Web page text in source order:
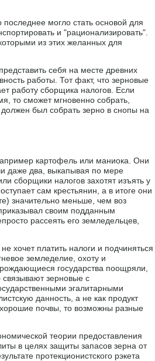
могло стать основой для
и "рационализировать".
из этих желанных для
себя на месте древних
работы. Тот факт, что зерновые
работу сборщика налогов. Если
то сможет мгновенно собрать,
был собрать зерно в снопы на
картофель или маниока. Они
даже два, выкапывая по мере
сборщики налогов захотят изъять у
сам крестьянин, а в итоге они
значительно меньше, чем воз
своим подданным
рассеять его земледельцев,
хочет платить налоги и подчиняться
земледелие, охоту и
государства поощряли,
связывают зерновые с
эгалитарными
данность, а не как продукт
почвы, то возможны разные
теории предоставления
в целях защиты запасов зерна от
протекционистского рэкета